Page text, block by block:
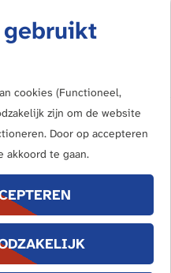
gebruikt
cookies (Functioneel,
zijn om de website
Door op accepteren
akkoord te gaan.
Bezoek de Limes
van ...
Katwijk en Valkenburg
Voorburg, Leidschendam en
Leiden
Alphen aan den Rijn
Bodegraven
Woerden
open
|||